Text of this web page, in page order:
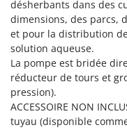
Machines pour
Machines sous
Motobineuses
Motoculteurs
Motofaucheuses
Famag
Famur
FARMER
FBC
Ferrari Group
Ferroni
désherbants dans des
dimensions, des parcs,
et pour la distribution
solution aqueuse.
La pompe est bridée
réducteur de tours et
pression).
ACCESSOIRE NON
tuyau (disponible